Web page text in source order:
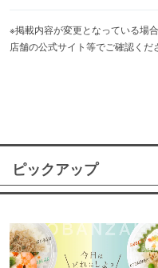
※掲載内容が変更となっている場
店舗の公式サイト等でご確認くだ
ピックアップ